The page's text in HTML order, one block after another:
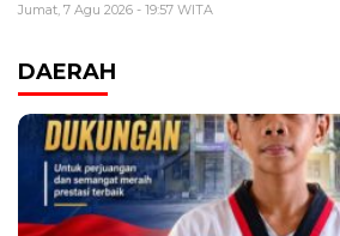
Jumat, 7 Agu 2026 - 19:57 WITA
DAERAH